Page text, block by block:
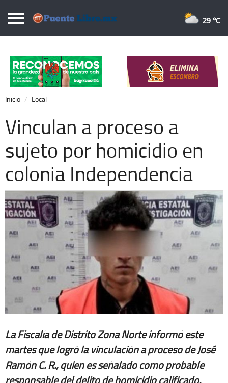
Puentelibre.mx
Local
Nacional
Opinión
Cronos
Economía
Espectáculos
Extra +
29 ℃
Inicio Local
Vinculan a proceso a
sujeto por homicidio en
colonia Independencia
La Fiscalía de Distrito Zona Norte informó este
martes que logró la vinculación a proceso de José
Ramón C. R., quien es señalado como probable
responsable del delito de homicidio calificado.